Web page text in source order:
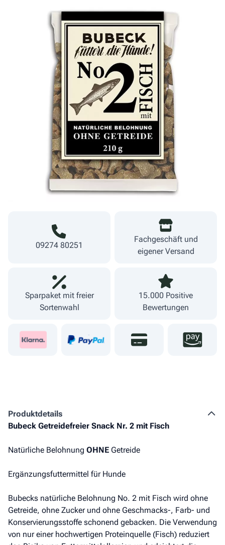
Der getreidefreie Snack Nr. 2 mit Fisch von Bubeck ist das
ideale Leckerli für futtersensible Hunde. Er enthält nur eine
Proteinquelle und mindert sodass Risiko von
Futtermittelallergien.
Menge
Warenkorb
inkl. MwSt.zzgl. VersandLieferzeit 1-3 Werktage
09274 80251
Fachgeschäft und
eigener Versand
Sparpaket mit freier
Sortenwahl
15.000 Positive
Bewertungen
Produkt­details
Bubeck Getreidefreier Snack Nr. 2 mit Fisch
Natürliche Belohnung OHNE Getreide
Ergänzungsfuttermittel für Hunde
Bubecks natürliche Belohnung No. 2 mit Fisch wird ohne
Getreide, ohne Zucker und ohne Geschmacks-, Farb- und
Konservierungsstoffe schonend gebacken. Die Verwendung
von nur einer hochwertigen Proteinquelle (Fisch) reduziert